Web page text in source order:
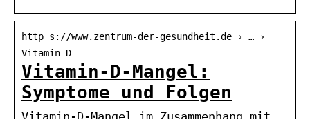
http s://www.zentrum-der-gesundheit.de › … ›
Vitamin D
Vitamin-D-Mangel:
Symptome und Folgen
Vitamin-D-Mangel im Zusammenhang mit